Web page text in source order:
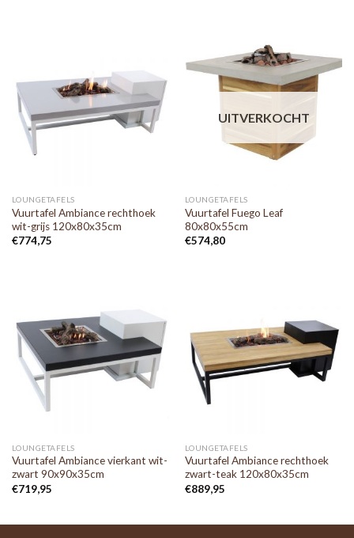
LOUNGETAFELS
Vuurtafel Ambiance rechthoek
wit-grijs 120x80x35cm
€774,75
UITVERKOCHT
LOUNGETAFELS
Vuurtafel Fuego Leaf
80x80x55cm
€574,80
LOUNGETAFELS
Vuurtafel Ambiance vierkant wit-
zwart 90x90x35cm
€719,95
LOUNGETAFELS
Vuurtafel Ambiance rechthoek
zwart-teak 120x80x35cm
€889,95